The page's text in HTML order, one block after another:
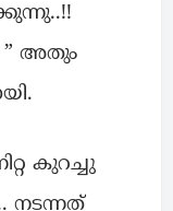
” അതും
കുറച്ചു
നടന്നത്